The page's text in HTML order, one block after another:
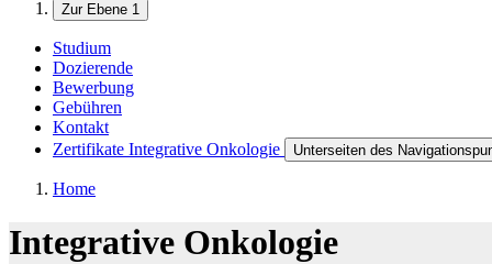
Zur Ebene 1
Studium
Dozierende
Bewerbung
Gebühren
Kontakt
Zertifikate Integrative Onkologie
Unterseiten des
Home
Integrative Onkologie